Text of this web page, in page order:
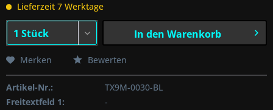
Lieferzeit 7 Werktage
In den Warenkorb
Merken Bewerten
Artikel-Nr.:
TX9M-0030-BL
Freitextfeld 1:
-